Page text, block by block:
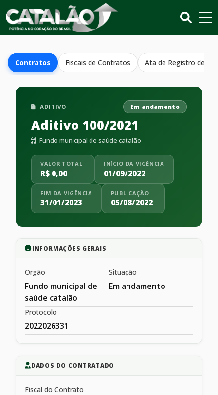
Contratos Fiscais de Contratos Ata de Registro de
ADITIVO Em andamento
Aditivo 100/2021
Fundo municipal de saúde catalão
VALOR TOTAL
R$ 0,00
INÍCIO DA VIGÊNCIA
01/09/2022
FIM DA VIGÊNCIA
31/01/2023
PUBLICAÇÃO
05/08/2022
INFORMAÇÕES GERAIS
Orgão
Fundo municipal de
saúde catalão
Situação
Em andamento
Protocolo
2022026331
DADOS DO CONTRATADO
Fiscal do Contrato